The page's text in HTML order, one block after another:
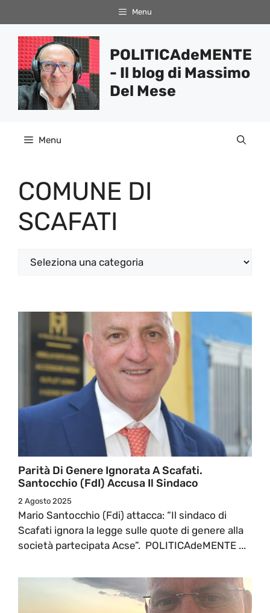
al
contenuto
Menu
POLITICAdeMENTE
- Il blog di Massimo
Del Mese
Menu
COMUNE DI
SCAFATI
Categorie
Parità Di Genere Ignorata A Scafati.
Santocchio (FdI) Accusa Il Sindaco
2 Agosto 2025
Mario Santocchio (Fdi) attacca: “Il sindaco di
Scafati ignora la legge sulle quote di genere alla
società partecipata Acse”. POLITICAdeMENTE ...